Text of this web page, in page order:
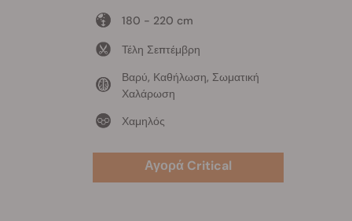
180 - 220 cm
Τέλη Σεπτέμβρη
Βαρύ, Καθήλωση, Σωματική
Χαλάρωση
Χαμηλός
Αγορά Critical